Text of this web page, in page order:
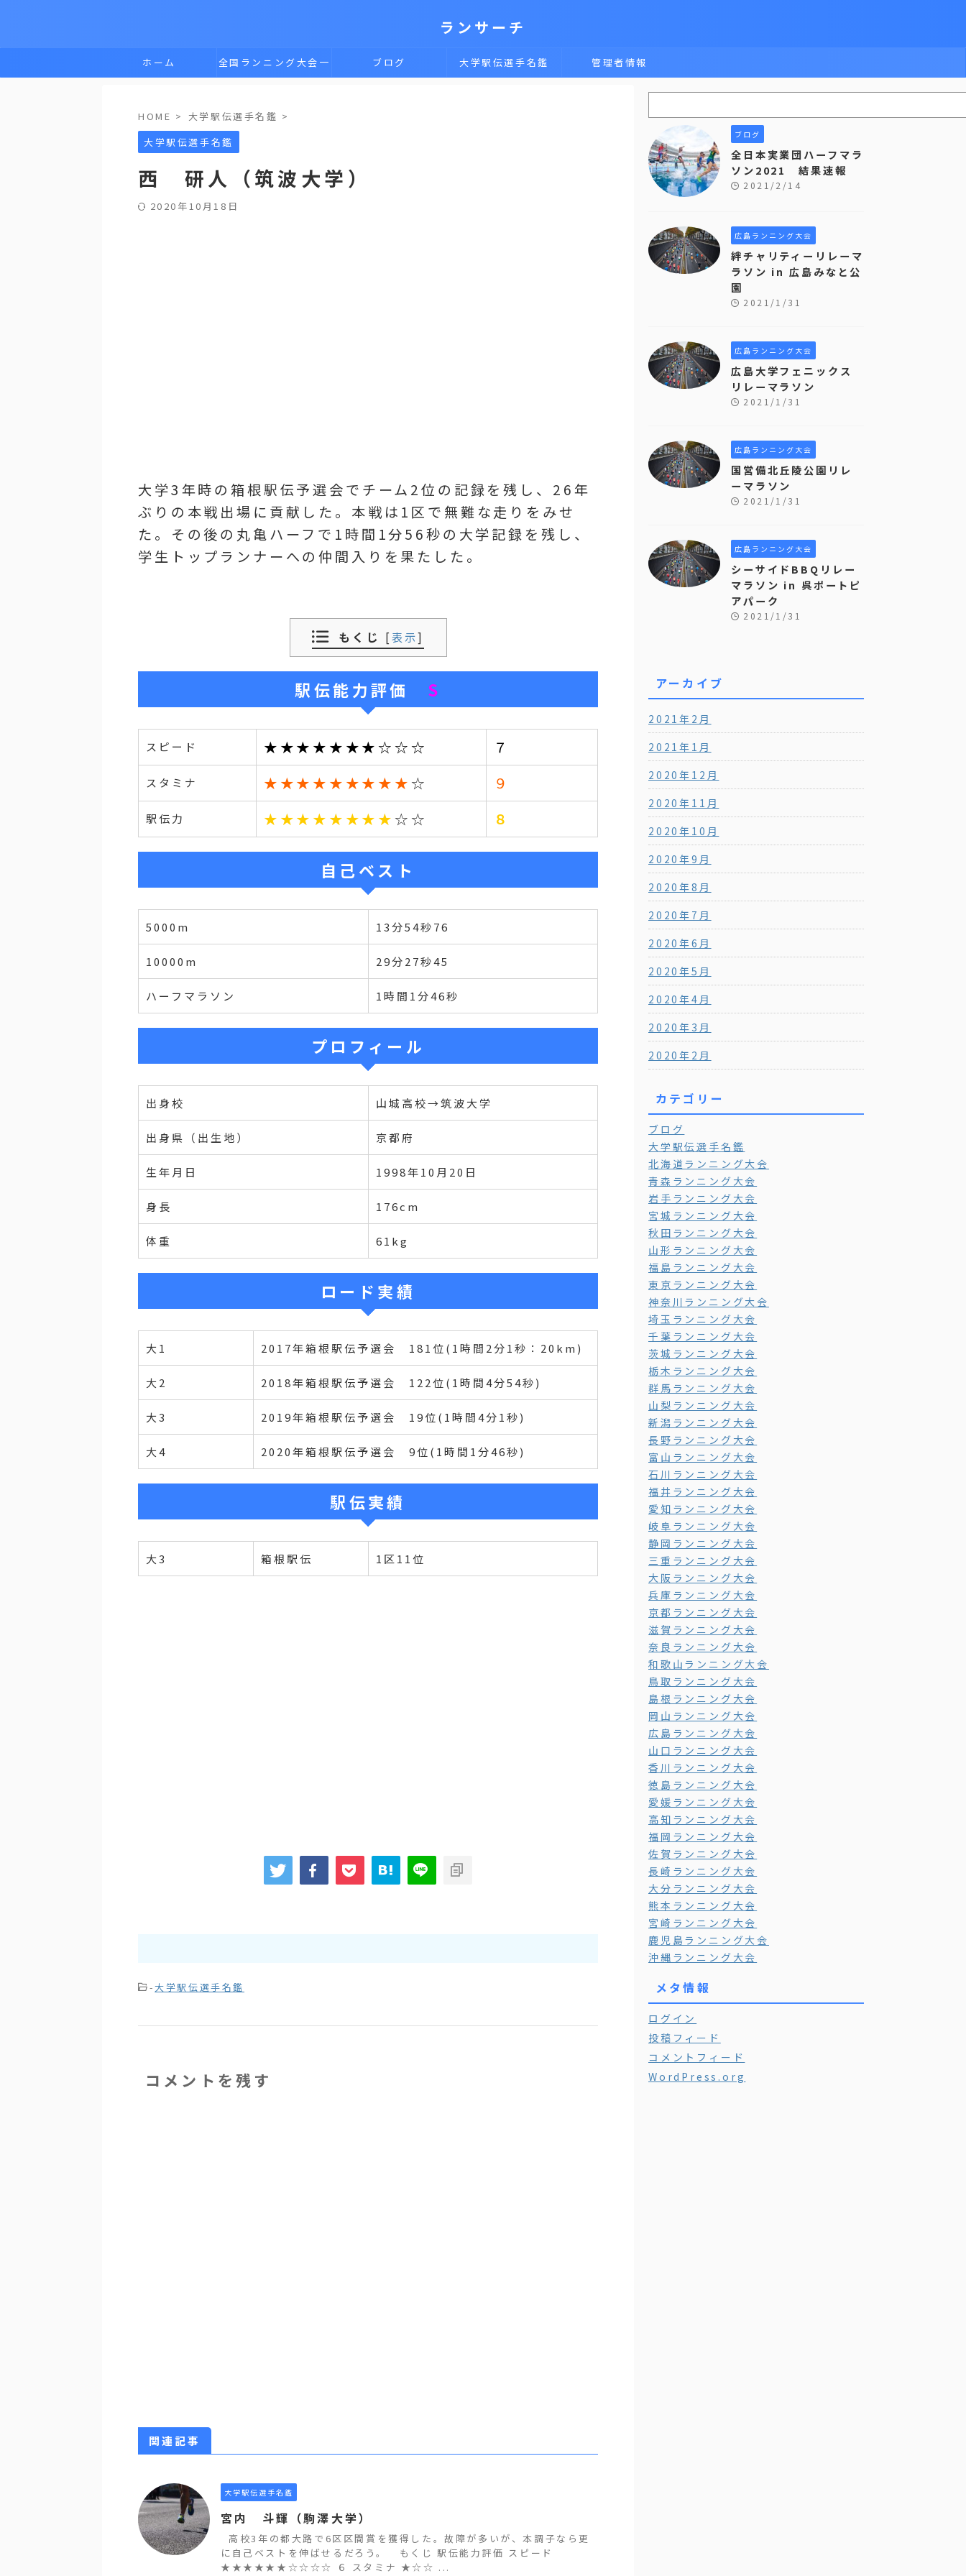
ランサーチ
ホーム 全国ランニング大会一 ブログ 大学駅伝選手名鑑 管理者情報
HOME > 大学駅伝選手名鑑 >
大学駅伝選手名鑑
西 研人（筑波大学）
2020年10月18日
大学3年時の箱根駅伝予選会でチーム2位の記録を残し、26年
ぶりの本戦出場に貢献した。本戦は1区で無難な走りをみせ
た。その後の丸亀ハーフで1時間1分56秒の大学記録を残し、
学生トップランナーへの仲間入りを果たした。
もくじ [表示]
駅伝能力評価 S
スピード ★★★★★★★☆☆☆ ７
スタミナ ★★★★★★★★★ ☆ ９
駅伝力 ★★★★★★★★ ☆☆ ８
自己ベスト
5000m 13分54秒76
10000m 29分27秒45
ハーフマラソン 1時間1分46秒
プロフィール
出身校 山城高校→筑波大学
出身県（出生地） 京都府
生年月日 1998年10月20日
身長 176cm
体重 61kg
ロード実績
大1 2017年箱根駅伝予選会 181位(1時間2分1秒：20km)
大2 2018年箱根駅伝予選会 122位(1時間4分54秒)
大3 2019年箱根駅伝予選会 19位(1時間4分1秒)
大4 2020年箱根駅伝予選会 9位(1時間1分46秒)
駅伝実績
大3 箱根駅伝 1区11位
-大学駅伝選手名鑑
コメントを残す
関連記事
大学駅伝選手名鑑
宮内 斗輝（駒澤大学）
高校3年の都大路で6区区間賞を獲得した。故障が多いが、本調子なら更
に自己ベストを伸ばせるだろう。 もくじ 駅伝能力評価 スピード
★★★★★★☆☆☆☆ ６ スタミナ ★☆☆ ...
ブログ
全日本実業団ハーフマラ
ソン2021 結果速報
2021/2/14
広島ランニング大会
絆チャリティーリレーマ
ラソン in 広島みなと公
園
2021/1/31
広島ランニング大会
広島大学フェニックス
リレーマラソン
2021/1/31
広島ランニング大会
国営備北丘陵公園リレ
ーマラソン
2021/1/31
広島ランニング大会
シーサイドBBQリレー
マラソン in 呉ポートピ
アパーク
2021/1/31
アーカイブ
2021年2月
2021年1月
2020年12月
2020年11月
2020年10月
2020年9月
2020年8月
2020年7月
2020年6月
2020年5月
2020年4月
2020年3月
2020年2月
カテゴリー
ブログ
大学駅伝選手名鑑
北海道ランニング大会
青森ランニング大会
岩手ランニング大会
宮城ランニング大会
秋田ランニング大会
山形ランニング大会
福島ランニング大会
東京ランニング大会
神奈川ランニング大会
埼玉ランニング大会
千葉ランニング大会
茨城ランニング大会
栃木ランニング大会
群馬ランニング大会
山梨ランニング大会
新潟ランニング大会
長野ランニング大会
富山ランニング大会
石川ランニング大会
福井ランニング大会
愛知ランニング大会
岐阜ランニング大会
静岡ランニング大会
三重ランニング大会
大阪ランニング大会
兵庫ランニング大会
京都ランニング大会
滋賀ランニング大会
奈良ランニング大会
和歌山ランニング大会
鳥取ランニング大会
島根ランニング大会
岡山ランニング大会
広島ランニング大会
山口ランニング大会
香川ランニング大会
徳島ランニング大会
愛媛ランニング大会
高知ランニング大会
福岡ランニング大会
佐賀ランニング大会
長崎ランニング大会
大分ランニング大会
熊本ランニング大会
宮崎ランニング大会
鹿児島ランニング大会
沖縄ランニング大会
メタ情報
ログイン
投稿フィード
コメントフィード
WordPress.org